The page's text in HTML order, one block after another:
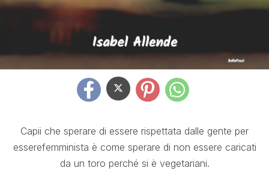
Capii che sperare di essere rispettata dalle gente per
esserefemminista è come sperare di non essere caricati
da un toro perché si è vegetariani.